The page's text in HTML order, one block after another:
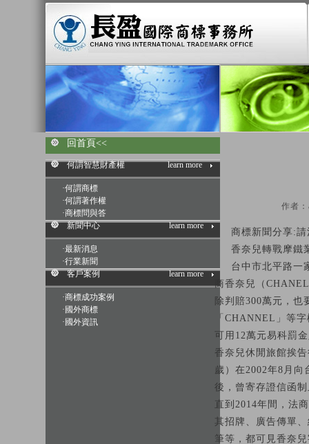
回首頁<<
何謂智慧財產權 learn more
·何謂商標
·何謂著作權
·商標問與答
新聞中心
learn more
·最新消息
·行業新聞
客戶案例
learn more
·商標成功案例
· 國外商標
· 國外資訊
作者
商標新聞分享:
香奈兒轉戰摩
台中市北平路一
商香奈兒（
除判賠300萬元，也
「CHANNEL」等
可用12萬元易科罰
香奈兒休閒旅館挨
歲）在2002年8月
後，曾寄存證信函
直到2014年間，法
其招牌、廣告傳單
筆等，都可見香奈